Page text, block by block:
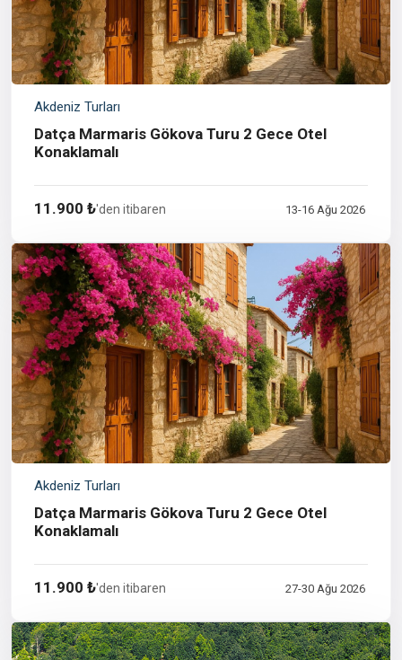
Akdeniz Turları
Datça Marmaris Gökova Turu 2 Gece Otel
Konaklamalı
11.900 ₺'den itibaren 13-16 Ağu 2026
Akdeniz Turları
Datça Marmaris Gökova Turu 2 Gece Otel
Konaklamalı
11.900 ₺'den itibaren 27-30 Ağu 2026